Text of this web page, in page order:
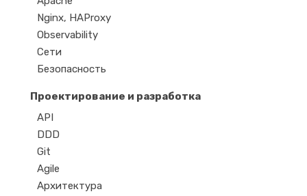
Nginx, HAProxy
Observability
Сети
Безопасность
Проектирование и разработка
API
DDD
Git
Agile
Архитектура